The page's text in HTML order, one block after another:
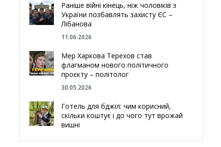
Раніше війні кінець, ніж чоловіків з
України позбавлять захисту ЄС –
Лібанова
11.06.2026
Мер Харкова Терехов став
флагманом нового політичного
проєкту – політолог
30.05.2026
Готель для бджіл: чим корисний,
скільки коштує і до чого тут врожай
вишні